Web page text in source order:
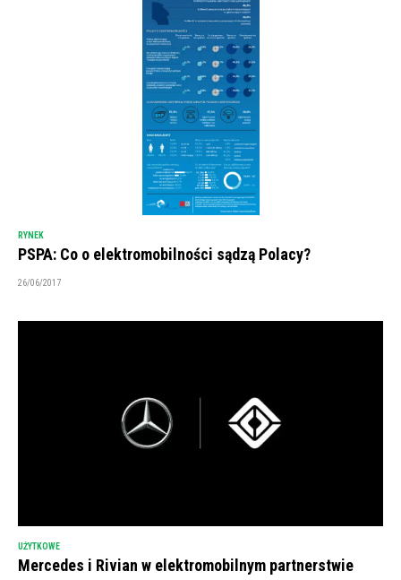
RYNEK
PSPA: Co o elektromobilności sądzą Polacy?
26/06/2017
UŻYTKOWE
Mercedes i Rivian w elektromobilnym partnerstwie